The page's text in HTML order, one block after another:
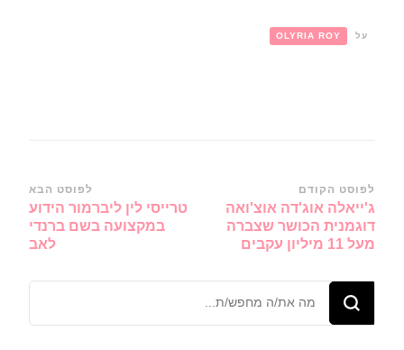
על OLYRIA ROY
ניווט
ברשומות
לפוסט הקודם
ג'ייאלה אוג'דה אוצ'ואה
דוגמנית הכושר שצברה
מעל 11 מיליון עקבים
לפוסט הבא
טרייסי לין ליברמור הידוע
במקצועה בשם ברנדי
לאב
מחפש/ת
משהו?